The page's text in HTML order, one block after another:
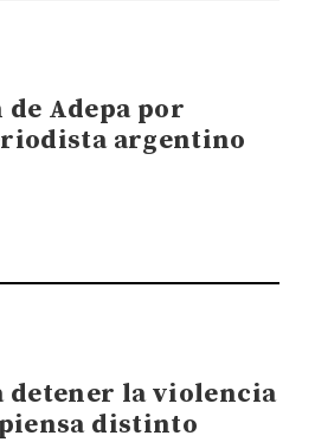
Adepa por
argentino
detener la violencia
distinto